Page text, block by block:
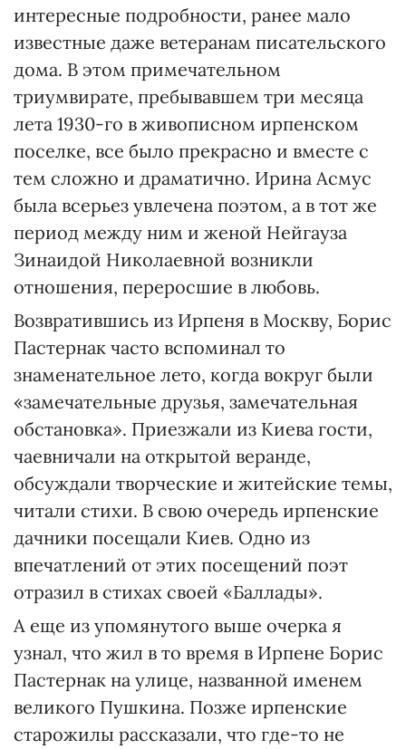
интересные подробности, ранее мало
известные даже ветеранам писательского
дома. В этом примечательном
триумвирате, пребывавшем три месяца
лета 1930-го в живописном ирпенском
поселке, все было прекрасно и вместе с
тем сложно и драматично. Ирина Асмус
была всерьез увлечена поэтом, а в тот же
период между ним и женой Нейгауза
Зинаидой Николаевной возникли
отношения, переросшие в любовь.
Возвратившись из Ирпеня в Москву, Борис
Пастернак часто вспоминал то
знаменательное лето, когда вокруг были
«замечательные друзья, замечательная
обстановка». Приезжали из Киева гости,
чаевничали на открытой веранде,
обсуждали творческие и житейские темы,
читали стихи. В свою очередь ирпенские
дачники посещали Киев. Одно из
впечатлений от этих посещений поэт
отразил в стихах своей «Баллады».
А еще из упомянутого выше очерка я
узнал, что жил в то время в Ирпене Борис
Пастернак на улице, названной именем
великого Пушкина. Позже ирпенские
старожилы рассказали, что где-то не